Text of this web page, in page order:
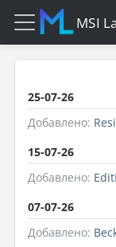
MSI
25-07-26
Добавлено:
15-07-26
Добавлено:
07-07-26
Добавлено: